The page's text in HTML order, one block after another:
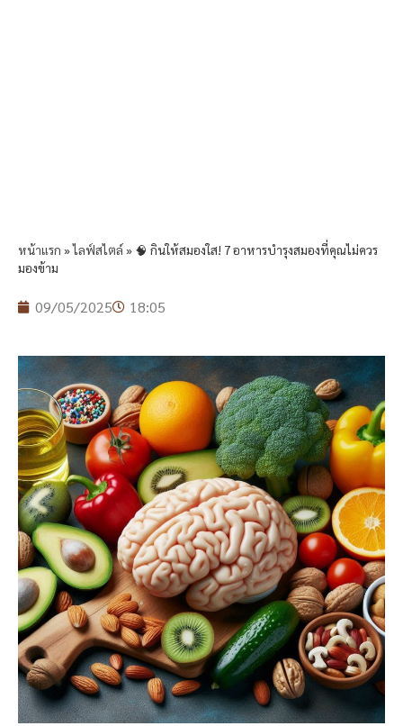
หน้าแรก »ไลฟ์สไตล์» 🧠 กินให้สมองใส! 7 อาหารบำรุงสมองที่คุณไม่ควร
มองข้าม
09/05/2025 18:05